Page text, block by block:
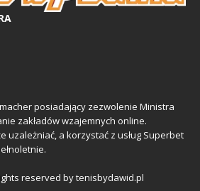
posiadający zezwolenie Ministra
zakładów wzajemnych online.
uzależniać, a korzystać z usług Superbet
reserved by tenisbydawid.pl